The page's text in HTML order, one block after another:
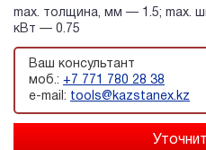
max. толщина, мм — 1.5; max.
кВт — 0.75
Ваш консультант
моб.: +7 771 780 28 38
e-mail: tools@kazstanex.kz